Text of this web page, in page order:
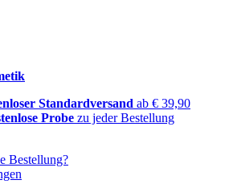
Standardversand ab € 39,90
Probe zu jeder Bestellung
Bestellung?